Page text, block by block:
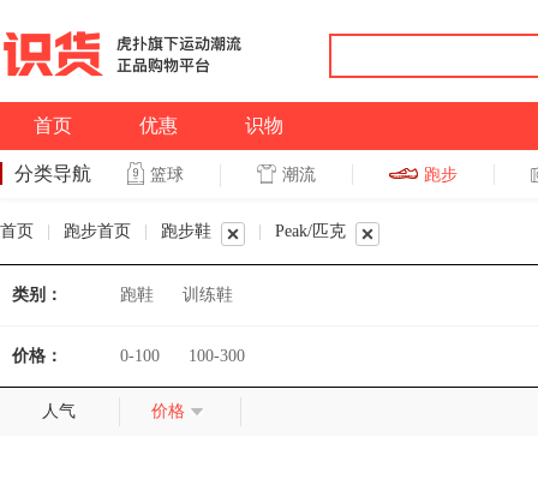
首页 优惠 识物
分类导航 篮球 潮流 跑步
首页 跑步首页 跑步鞋 Peak/匹克
类别： 跑鞋 训练鞋
价格： 0-100 100-300
人气 价格